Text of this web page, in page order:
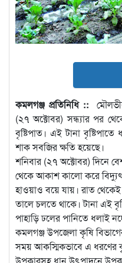
কমলগঞ্জ প্রতিনিধি ::
(২৭ অক্টোবর) সন্ধ্যার পর
বৃষ্টিপাত। এই টানা
শাক সবজির ক্ষতি হয়েছে।
শনিবার (২৭ অক্টোবর) দিনে
থেকে আকাশ কালো করে
হাওয়াও বয়ে যায়। রাত
তালে চলতে থাকে। টানা এই
পাহাড়ি ঢলের পানিতে ধলাই
কমলগঞ্জ উপজেলা কৃষি
সময় আকস্মিকভাবে এ ধরণের